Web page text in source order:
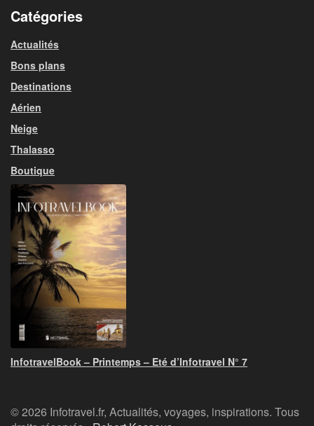
Catégories
Actualités
Bons plans
Destinations
Aérien
Neige
Thalasso
Boutique
InfotravelBook – Printemps – Eté d’Infotravel N° 7
© 2026 Infotravel.fr, Actualités, voyages, inspirations. Tous